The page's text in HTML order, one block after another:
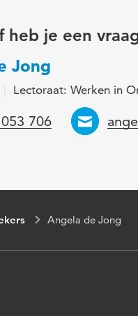
heb je een
Jong
Lectoraat: Werken in
706
Angela de Jong